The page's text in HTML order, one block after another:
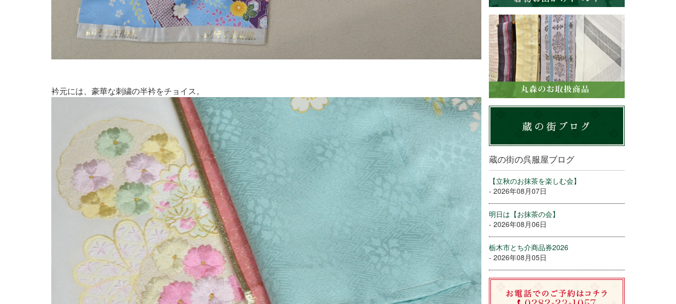
衿元には、豪華な刺繍の半衿をチョイス。
蔵の街の呉服屋ブログ
【立秋のお抹茶を楽しむ会】
- 2026年08月07日
明日は【お抹茶の会】
- 2026年08月06日
栃木市とち介商品券2026
- 2026年08月05日